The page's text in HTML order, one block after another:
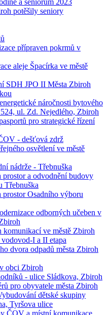
a seniorům 2023
potěšily seniory
přípraven pokrmů v
aleje Špacírka ve městě
SDH JPO II Města Zbiroh
náročnosti bytového
ul. Zd. Nejedlého, Zbiroh
pro strategické řízení
- dešťová zdrž
osvětlení ve městě
nádrže - Třebnuška
a odvodnění budovy
Třebnuška
Osadního výboru
odborných učeben v
komunikací ve městě Zbiroh
I a II etapa
dvora odpadů města Zbiroh
obci Zbiroh
- ulice Sládkova, Zbiroh
pro obyvatele města Zbiroh
dětské skupiny
Tyršova ulice
ČOV a místní komunikace